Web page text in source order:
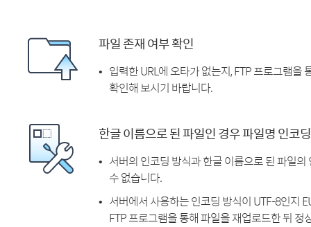
파일 존재 여부 확인
입력한 URL에 오타가 없는지, FTP 프로그램
확인해 보시기 바랍니다.
한글 이름으로 된 파일인 경우 파일명 인코
서버의 인코딩 방식과 한글 이름으로 된 파일
수 없습니다.
서버에서 사용하는 인코딩 방식이 UTF-8인지
FTP 프로그램을 통해 파일을 재업로드한 뒤